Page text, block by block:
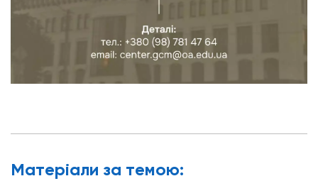
Матерiали за темою: